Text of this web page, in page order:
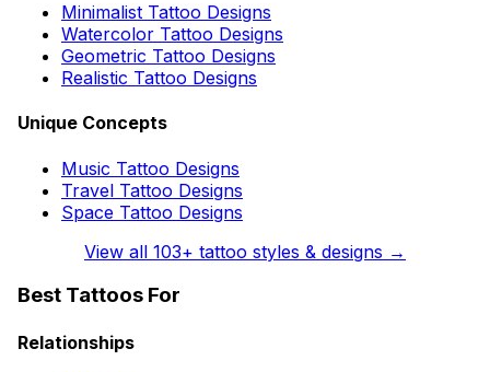
Minimalist Tattoo Designs
Watercolor Tattoo Designs
Geometric Tattoo Designs
Realistic Tattoo Designs
Unique Concepts
Music Tattoo Designs
Travel Tattoo Designs
Space Tattoo Designs
View all 103+ tattoo styles & designs →
Best Tattoos For
Relationships